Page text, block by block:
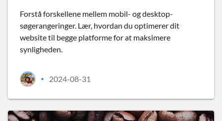
Forstå forskellene mellem mobil- og desktop-
søgerangeringer. Lær, hvordan du optimerer dit
website til begge platforme for at maksimere
synligheden.
• 2024-08-31